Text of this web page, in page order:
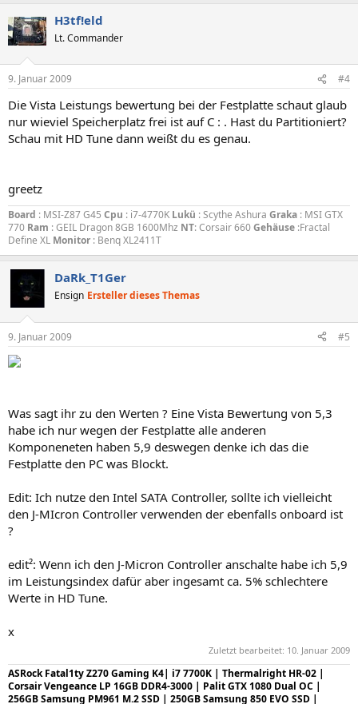
H3tf!eld
Lt. Commander
9. Januar 2009 #4
Die Vista Leistungs bewertung bei der Festplatte schaut glaub
nur wieviel Speicherplatz frei ist auf C : . Hast du Partitioniert?
Schau mit HD Tune dann weißt du es genau.
greetz
Board : MSI-Z87 G45 Cpu : i7-4770K Lukü : Scythe Ashura Graka : MSI GTX
770 Ram : GEIL Dragon 8GB 1600Mhz NT: Corsair 660Gehäuse :Fractal
Define XL Monitor : Benq XL2411T
DaRk_T1Ger
Ensign Ersteller dieses Themas
9. Januar 2009 #5
Was sagt ihr zu den Werten ? Eine Vista Bewertung von 5,3
habe ich nur wegen der Festplatte alle anderen
Komponeneten haben 5,9 deswegen denke ich das die
Festplatte den PC was Blockt.
Edit: Ich nutze den Intel SATA Controller, sollte ich vielleicht
den J-MIcron Controller verwenden der ebenfalls onboard ist
?
edit²: Wenn ich den J-Micron Controller anschalte habe ich 5,9
im Leistungsindex dafür aber ingesamt ca. 5% schlechtere
Werte in HD Tune.
x
Zuletzt bearbeitet: 10. Januar 2009
ASRock Fatal1ty Z270 Gaming K4| i7 7700K | Thermalright HR-02 |
Corsair Vengeance LP 16GB DDR4-3000 | Palit GTX 1080 Dual OC |
256GB Samsung PM961 M.2 SSD | 250GB Samsung 850 EVO SSD |